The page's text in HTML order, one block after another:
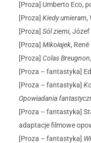
[Proza] Umberto Eco,
[Proza] Kiedy umieram,
[Proza] Sól ziemi, Józef
[Proza] Mikołajek,
[Proza] Colas Breugnon
[Proza – fantastyka]
[Proza – fantastyka]
Opowiadania
[Proza – fantastyka]
adaptacje filmowe
[Proza – fantastyka]